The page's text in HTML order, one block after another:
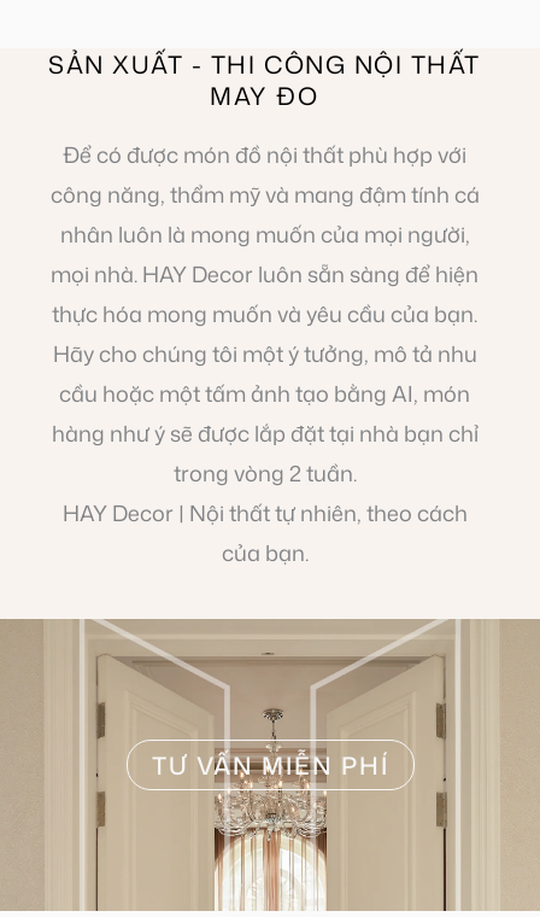
SẢN XUẤT - THI CÔNG NỘI THẤT
MAY ĐO
Để có được món đồ nội thất phù hợp với
công năng, thẩm mỹ và mang đậm tính cá
nhân luôn là mong muốn của mọi người,
mọi nhà. HAY Decor luôn sẵn sàng để hiện
thực hóa mong muốn và yêu cầu của bạn.
Hãy cho chúng tôi một ý tưởng, mô tả nhu
cầu hoặc một tấm ảnh tạo bằng AI, món
hàng như ý sẽ được lắp đặt tại nhà bạn chỉ
trong vòng 2 tuần.
HAY Decor | Nội thất tự nhiên, theo cách
của bạn.
TƯ VẤN MIỄN PHÍ